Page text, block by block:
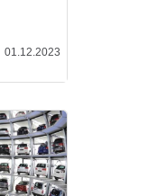
01.12.2023